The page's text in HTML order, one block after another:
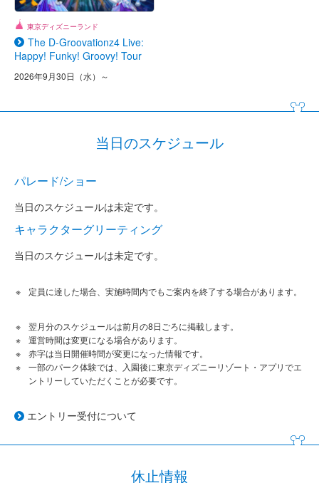
東京ディズニーランド
The D-Groovationz4 Live:
Happy! Funky! Groovy! Tour
2026年9月30日（水）～
当日のスケジュール
パレード/ショー
当日のスケジュールは未定です。
キャラクターグリーティング
当日のスケジュールは未定です。
定員に達した場合、実施時間内でもご案内を終了する場合があります。
翌月分のスケジュールは前月の8日ごろに掲載します。
運営時間は変更になる場合があります。
赤字は当日開催時間が変更になった情報です。
一部のパーク体験では、入園後に東京ディズニーリゾート・アプリでエ
ントリーしていただくことが必要です。
エントリー受付について
休止情報